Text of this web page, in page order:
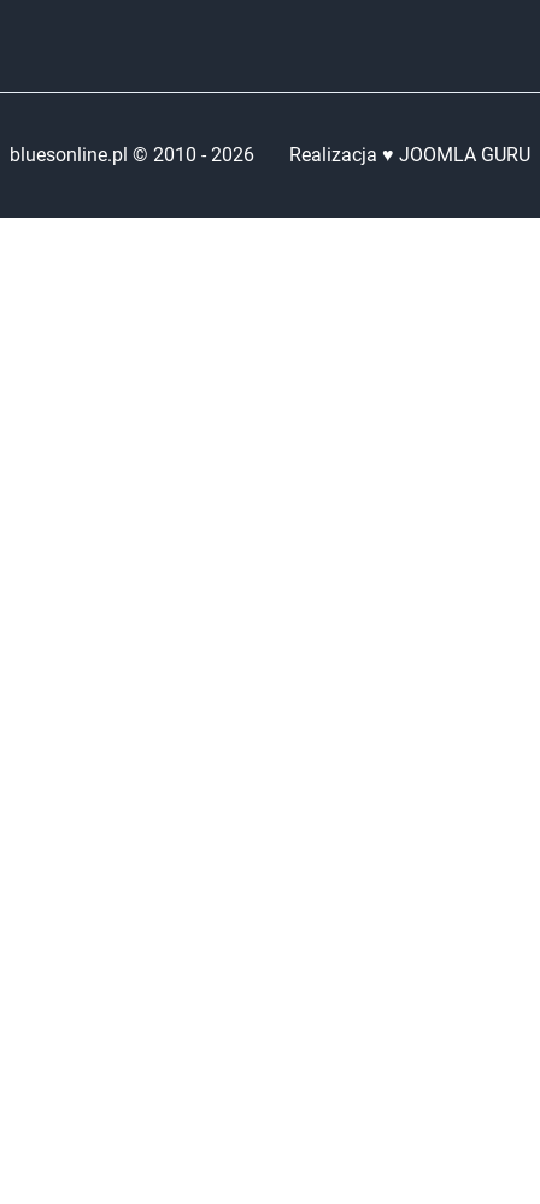
bluesonline.pl © 2010 -2026 Realizacja ♥ JOOMLA GURU